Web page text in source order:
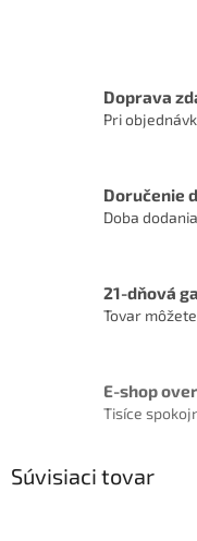
Doprava
Pri
Doručenie
Doba
21-dňová
Tovar
E-shop
Tisíce
Súvisiaci tovar